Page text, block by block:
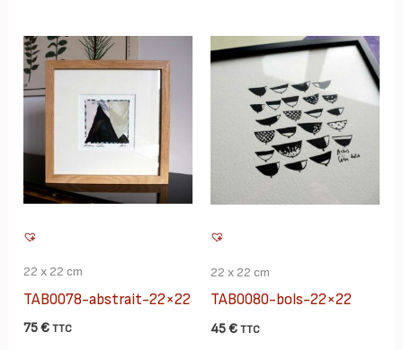
plusieurs
variations.
Les
options
peuvent
être
choisies
du
22 x 22 cm
TAB0078-abstrait-22×22
75€ TTC
22 x 22 cm
TAB0080-bols-22×22
45€ TTC